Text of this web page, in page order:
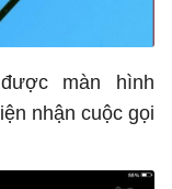
màn hình
nhận cuộc gọi